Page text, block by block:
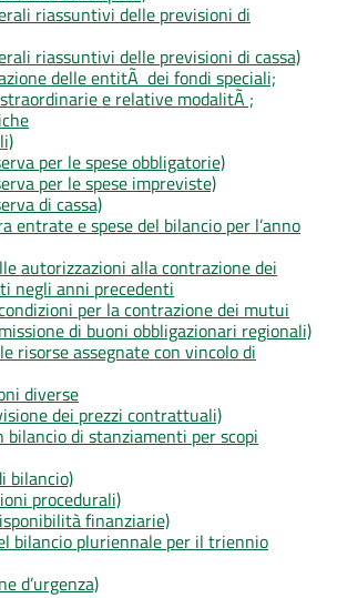
riassuntivi delle previsioni di
riassuntivi delle previsioni di cassa)
delle entitÃ dei fondi speciali;
e relative modalitÃ ;
per le spese obbligatorie)
per le spese impreviste)
di cassa)
entrate e spese del bilancio per l’anno
autorizzazioni alla contrazione dei
negli anni precedenti
per la contrazione dei mutui
di buoni obbligazionari regionali)
risorse assegnate con vincolo di
diverse
dei prezzi contrattuali)
bilancio di stanziamenti per scopi
bilancio)
procedurali)
finanziarie)
bilancio pluriennale per il triennio
d’urgenza)